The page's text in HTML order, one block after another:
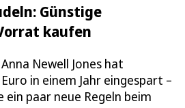
Günstige
kaufen
Newell Jones hat
in einem Jahr eingespart –
ein paar neue Regeln beim